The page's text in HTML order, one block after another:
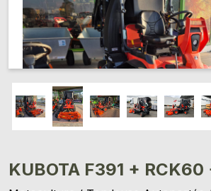
KUBOTA F391 + RCK60